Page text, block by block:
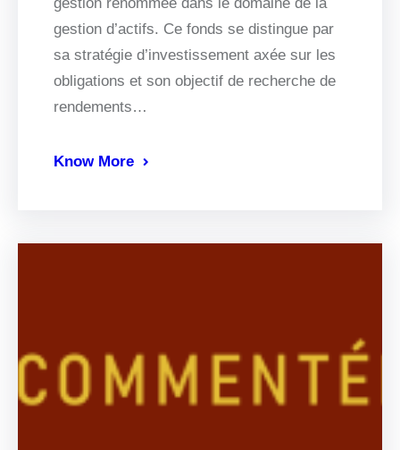
gestion d’actifs. Ce fonds se distingue par
sa stratégie d’investissement axée sur les
obligations et son objectif de recherche de
rendements…
Know More